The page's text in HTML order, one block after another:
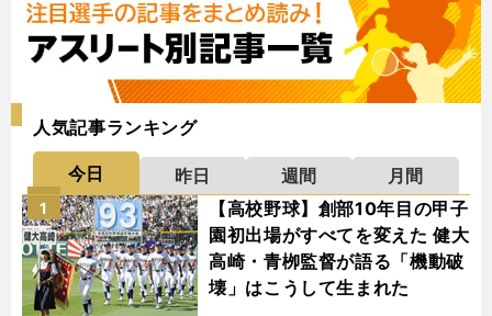
人気記事ランキング
今日 昨日 週間
月間
【高校野球】創部10年目の甲子
園初出場がすべてを変えた 健大
高崎・青栁監督が語る「機動破
壊」はこうして生まれた
1